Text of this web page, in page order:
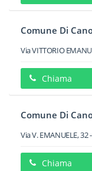
Comune Di
Via VITTORIO
Chiama
Comune Di
Via V. EMANUELE, 32
Chiama